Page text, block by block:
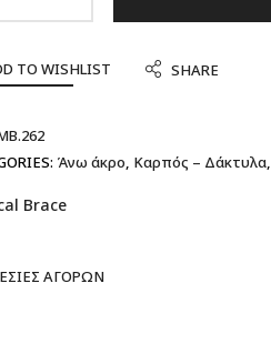
TO WISHLIST SHARE
Άνω άκρο, Καρπός – Δάκτυλα,
Brace
ΑΓΟΡΏΝ